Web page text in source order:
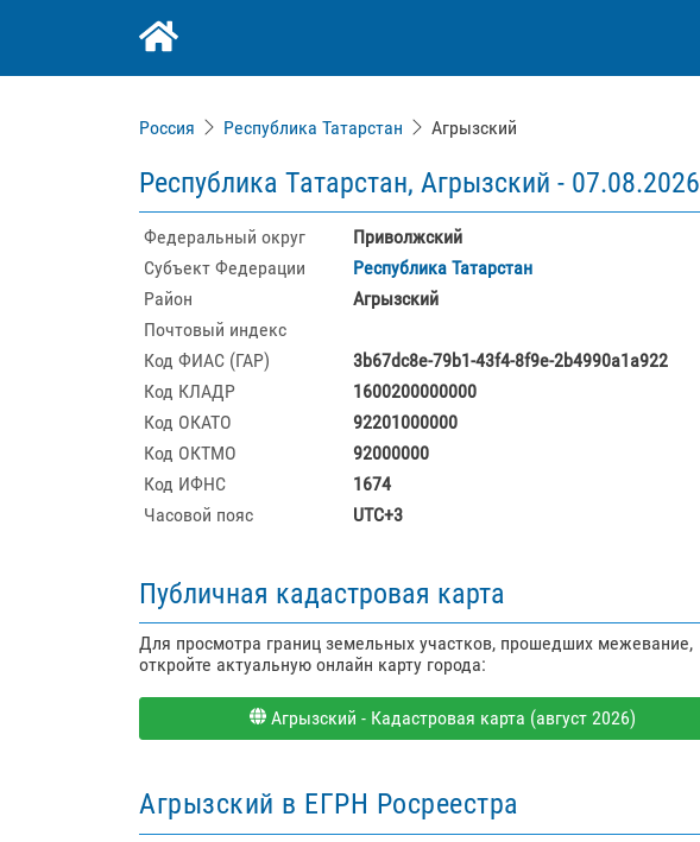
Россия Республика Татарстан Агрызский
Республика Татарстан, Агрызский - 07.08.2026
Федеральный округ
Приволжский
Субъект Федерации
Республика Татарстан
Район
Агрызский
Почтовый индекс
Код ФИАС (ГАР)
3b67dc8e-79b1-43f4-8f9e-2b4990a1a922
Код КЛАДР
1600200000000
Код ОКАТО
92201000000
Код ОКТМО
92000000
Код ИФНС
1674
Часовой пояс
UTC+3
Публичная кадастровая карта
Для просмотра границ земельных участков, прошедших межевание,
откройте актуальную онлайн карту города:
Агрызский - Кадастровая карта (август 2026)
Агрызский в ЕГРН Росреестра